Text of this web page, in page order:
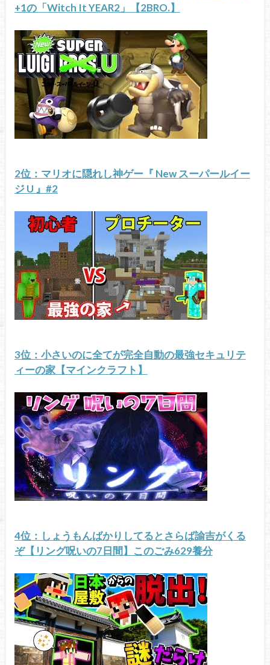
+1の「Witch It YEAR2」【2BRO.】
2位：マリオに隠れし神ゲー『 New スーパールイー
ジ U 』#2
3位：小さいのに全てが完全自動の最強セキュリテ
ィーの家【マインクラフト】
4位：しょうもんばかりしてるとさらば諭吉がくる
ぞ【リング呪いの7日間】このごみ629養分